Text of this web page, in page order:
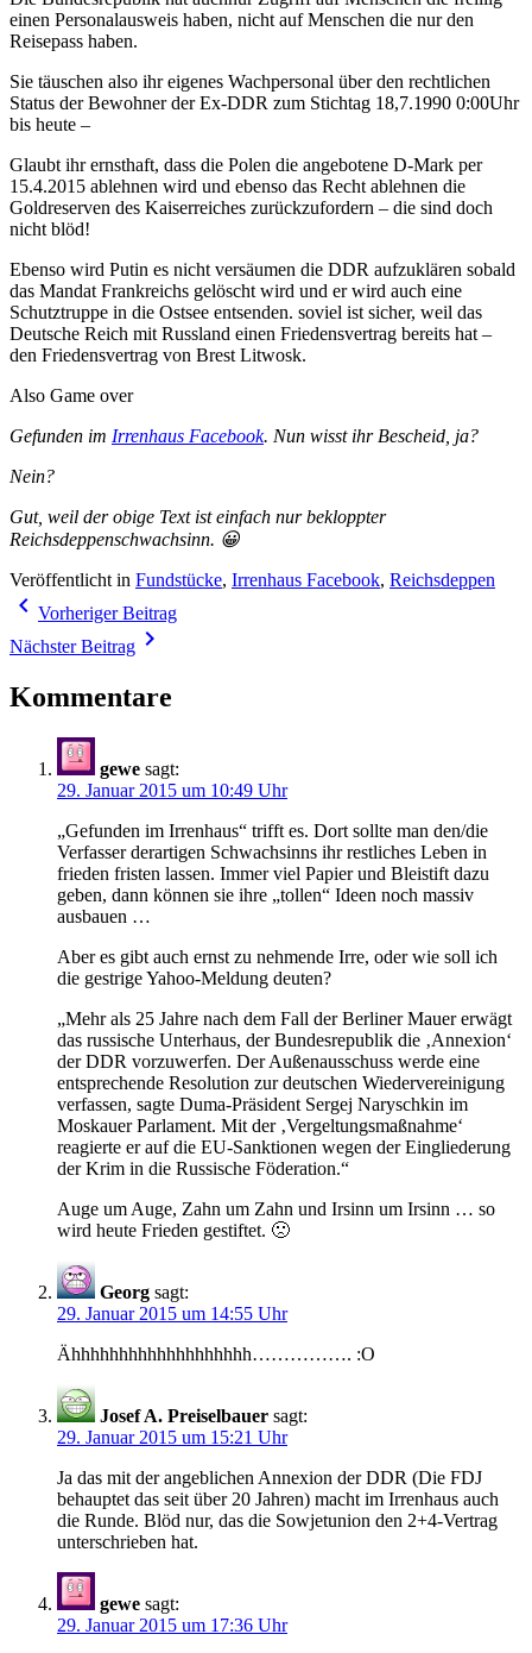
einen Personalausweis haben, nicht auf Menschen die nur den
Reisepass haben.
Sie täuschen also ihr eigenes Wachpersonal über den rechtlichen
Status der Bewohner der Ex-DDR zum Stichtag 18,7.1990 0:00Uhr
bis heute –
Glaubt ihr ernsthaft, dass die Polen die angebotene D-Mark per
15.4.2015 ablehnen wird und ebenso das Recht ablehnen die
Goldreserven des Kaiserreiches zurückzufordern – die sind doch
nicht blöd!
Ebenso wird Putin es nicht versäumen die DDR aufzuklären sobald
das Mandat Frankreichs gelöscht wird und er wird auch eine
Schutztruppe in die Ostsee entsenden. soviel ist sicher, weil das
Deutsche Reich mit Russland einen Friedensvertrag bereits hat –
den Friedensvertrag von Brest Litwosk.
Also Game over
Gefunden im Irrenhaus Facebook. Nun wisst ihr Bescheid, ja?
Nein?
Gut, weil der obige Text ist einfach nur bekloppter
Reichsdeppenschwachsinn. 😀
Veröffentlicht in Fundstücke, Irrenhaus Facebook, Reichsdeppen
Beitragsnavigation
navigate_before Vorheriger Beitrag
Nächster Beitrag navigate_next
Kommentare
gewe sagt:
29. Januar 2015 um 10:49 Uhr
„Gefunden im Irrenhaus“ trifft es. Dort sollte man den/die
Verfasser derartigen Schwachsinns ihr restliches Leben in
frieden fristen lassen. Immer viel Papier und Bleistift dazu
geben, dann können sie ihre „tollen“ Ideen noch massiv
ausbauen …
Aber es gibt auch ernst zu nehmende Irre, oder wie soll ich
die gestrige Yahoo-Meldung deuten?
„Mehr als 25 Jahre nach dem Fall der Berliner Mauer erwägt
das russische Unterhaus, der Bundesrepublik die ‚Annexion‘
der DDR vorzuwerfen. Der Außenausschuss werde eine
entsprechende Resolution zur deutschen Wiedervereinigung
verfassen, sagte Duma-Präsident Sergej Naryschkin im
Moskauer Parlament. Mit der ‚Vergeltungsmaßnahme‘
reagierte er auf die EU-Sanktionen wegen der Eingliederung
der Krim in die Russische Föderation.“
Auge um Auge, Zahn um Zahn und Irsinn um Irsinn … so
wird heute Frieden gestiftet. 🙁
Georg sagt:
29. Januar 2015 um 14:55 Uhr
Ähhhhhhhhhhhhhhhhhhh……………. :O
Josef A. Preiselbauer sagt:
29. Januar 2015 um 15:21 Uhr
Ja das mit der angeblichen Annexion der DDR (Die FDJ
behauptet das seit über 20 Jahren) macht im Irrenhaus auch
die Runde. Blöd nur, das die Sowjetunion den 2+4-Vertrag
unterschrieben hat.
gewe sagt:
29. Januar 2015 um 17:36 Uhr